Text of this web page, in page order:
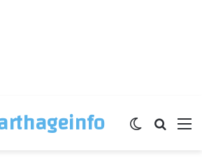
القائمة بحث عنالوضع المظلم